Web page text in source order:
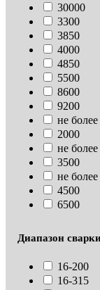
30000
3300
3850
4000
4850
5500
8600
9200
не
2000
не
3500
не
4500
6500
Диапазон
16-200
16-315